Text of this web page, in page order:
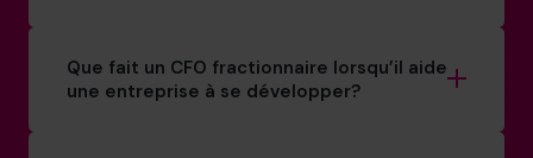
Que fait un CFO fractionnaire lorsqu’il aide
une entreprise à se développer?